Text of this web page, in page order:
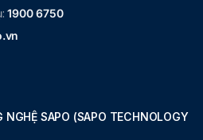
1900 6750
SAPO (SAPO TECHNOLOGY